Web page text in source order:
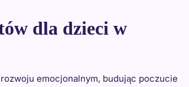
dla dzieci w
emocjonalnym, budując poczucie